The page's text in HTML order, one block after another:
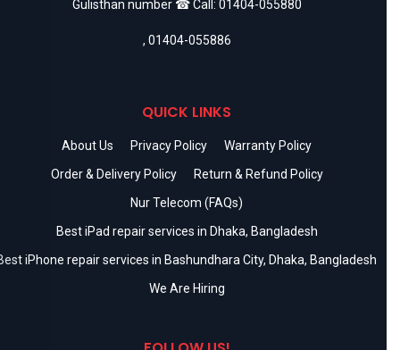
Gulisthan number ☎ Call: 01404-055880
, 01404-055886
QUICK LINKS
About Us Privacy Policy
Warranty Policy
Order & Delivery Policy
Return & Refund Policy
Nur Telecom (FAQs)
Best iPad repair services in Dhaka, Bangladesh
iPhone repair services in Bashundhara City, Dhaka, Bangladesh
We Are Hiring